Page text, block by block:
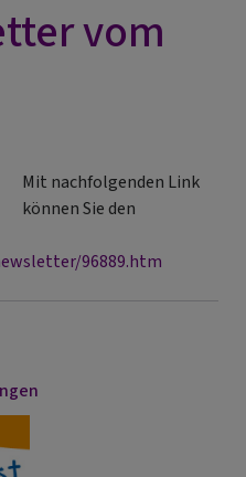
vom
Mit nachfolgenden Link
können Sie den
96889.htm